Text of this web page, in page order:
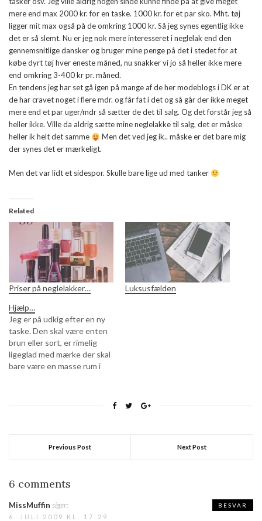
mere end max 2000 kr. for en taske. 1000 kr. for et par sko. Mht. tøj
ligger mit max også på de omkring 1000 kr. Så jeg synes egentlig ikke
det er så slemt. Nu er jeg nok mere interesseret i neglelak end den
gennemsnitlige dansker og bruger mine penge på det i stedet for at
købe dyrt tøj hver eneste måned, nu snakker vi jo så heller ikke mere
end omkring 3-400 kr pr. måned.
En tendens jeg har set gå igen på mange af de her modeblogs i DK er at
de har cravet noget i flere mdr. og får fat i det og så går der ikke meget
mere end et par uger/mdr så sætter de det til salg. Og det forstår jeg så
heller ikke. Ville da aldrig sætte mine neglelakke til salg, det er måske
heller ik helt det samme
Men det ved jeg ik.. måske er det bare mig
der synes det er mærkeligt.
Men det var lidt et sidespor. Skulle bare lige ud med tanker
Related
Priser på neglelakker…
Luksusfælden
Hjælp…
Jeg er på udkig efter en ny
taske. Den skal være enten
brun eller sort, er rimelig
ligeglad med mærke der skal
bare være en masse rum i
Previous Post Next Post
6 comments
MissMuffin siger:
6. JULI 2009 KL. 17:29
BESVAR